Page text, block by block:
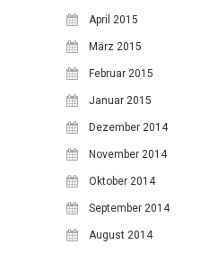
April 2015
März 2015
Februar 2015
Januar 2015
Dezember 2014
November 2014
Oktober 2014
September 2014
August 2014